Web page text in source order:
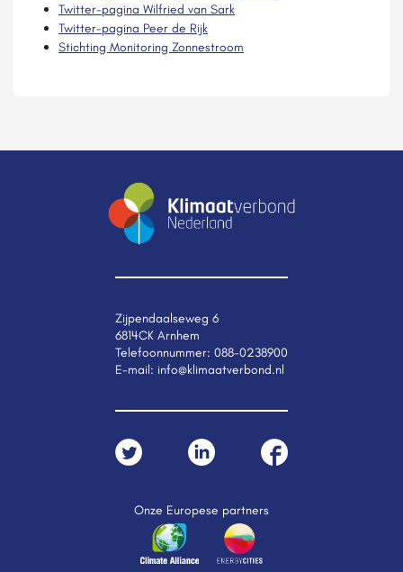
Twitter-pagina Wilfried van Sark
Twitter-pagina Peer de Rijk
Stichting Monitoring Zonnestroom
Zijpendaalseweg 6
6814CK Arnhem
Telefoonnummer: 088-0238900
E-mail: info@klimaatverbond.nl
Onze Europese partners